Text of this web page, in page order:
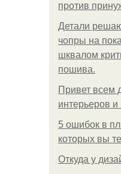
против
Детали
чопры на
шквалом
пошива.
Привет всем
интерьеров и
5 ошибок в
которых вы
Откуда у